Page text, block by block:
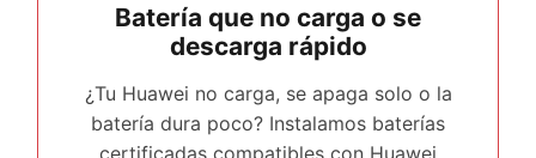
Batería que no carga o se
descarga rápido
¿Tu Huawei no carga, se apaga solo o la
batería dura poco? Instalamos baterías
certificadas compatibles con Huawei